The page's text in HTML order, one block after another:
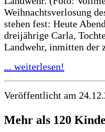
Weihnachtsverlosung
stehen fest: Heute
dreijährige Carla,
Landwehr, inmitten der
... weiterlesen!
Veröffentlicht am
Mehr als 120